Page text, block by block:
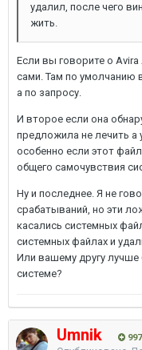
удалил, после чего
жить.
Если вы говорите о
сами. Там по умолчанию
а по запросу.
И второе если она
предложила не лечить а
особенно если этот
общего самочувствия
Ну и последнее. Я не
срабатываний, но эти
касались системных
системных файлах и
Или вашему другу
системе?
Umnik 997